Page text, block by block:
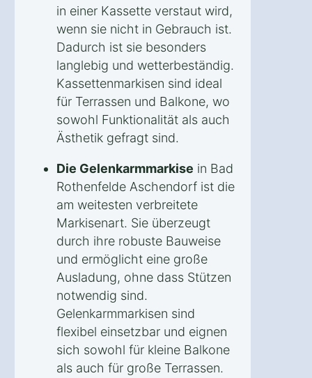
in einer Kassette verstaut wird,
wenn sie nicht in Gebrauch ist.
Dadurch ist sie besonders
langlebig und wetterbeständig.
Kassettenmarkisen sind ideal
für Terrassen und Balkone, wo
sowohl Funktionalität als auch
Ästhetik gefragt sind.
Die Gelenkarmmarkise in Bad
Rothenfelde Aschendorf ist die
am weitesten verbreitete
Markisenart. Sie überzeugt
durch ihre robuste Bauweise
und ermöglicht eine große
Ausladung, ohne dass Stützen
notwendig sind.
Gelenkarmmarkisen sind
flexibel einsetzbar und eignen
sich sowohl für kleine Balkone
als auch für große Terrassen.